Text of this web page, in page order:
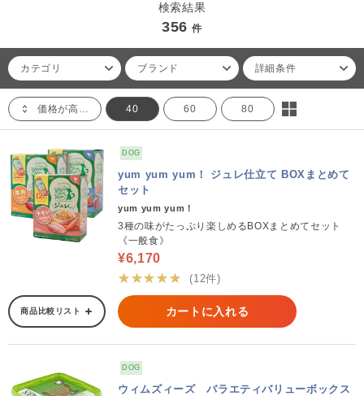
検索結果
356 件
カテゴリ ブランド 詳細条件
価格が高い順 40 60 80
DOG
yum yum yum！ ジュレ仕立て BOXまとめて
セット
yum yum yum！
3種の味がたっぷり楽しめるBOXまとめてセット
《一般食》
¥6,170
★★★★★
(12件)
商品比較リスト カートに入れる
DOG
ウィムズィーズ バラエティバリューボックス